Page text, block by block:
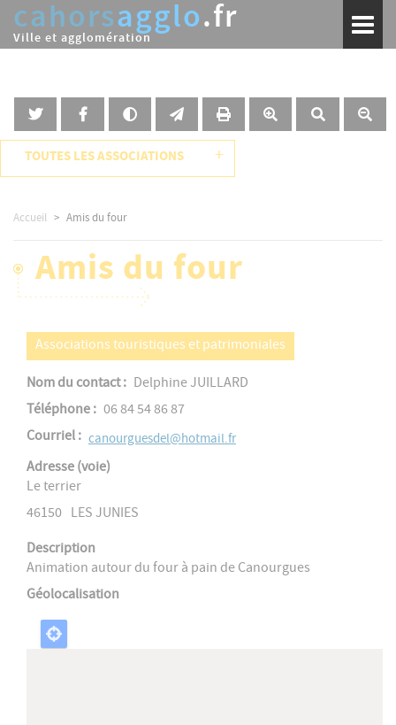
Aller
contenu
cahorsagglo.fr
Ville et agglomération
TOUTES LES ASSOCIATIONS +
Accueil Amis du four
Amis du four
Associations touristiques et patrimoniales
Nom du contact
Delphine JUILLARD
Téléphone
06 84 54 86 87
Courriel
canourguesdel@hotmail.fr
Adresse (voie)
Le terrier
46150 LES JUNIES
Description
Animation autour du four à pain de Canourgues
Géolocalisation